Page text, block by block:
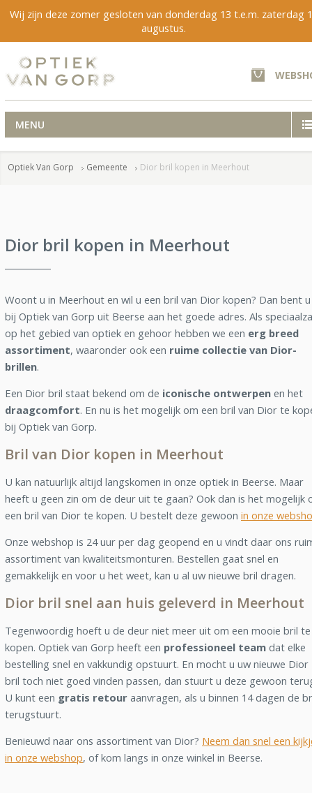
Wij zijn deze zomer gesloten van donderdag 13 t.e.m. zaterdag
augustus.
MENU
Optiek Van Gorp Gemeente Dior bril kopen in Meerhout
Dior bril kopen in Meerhout
Woont u in Meerhout en wil u een bril van Dior kopen? Dan bent u
bij Optiek van Gorp uit Beerse aan het goede adres. Als
op het gebied van optiek en gehoor hebben we een erg breed
assortiment, waaronder ook een ruime collectie van Dior-
brillen.
Een Dior bril staat bekend om de iconische ontwerpen en het
draagcomfort. En nu is het mogelijk om een bril van Dior te
bij Optiek van Gorp.
Bril van Dior kopen in Meerhout
U kan natuurlijk altijd langskomen in onze optiek in Beerse. Maar
heeft u geen zin om de deur uit te gaan? Ook dan is het mogelijk
een bril van Dior te kopen. U bestelt deze gewoon in onze
Onze webshop is 24 uur per dag geopend en u vindt daar ons
assortiment van kwaliteitsmonturen. Bestellen gaat snel en
gemakkelijk en voor u het weet, kan u al uw nieuwe bril dragen.
Dior bril snel aan huis geleverd in Meerhout
Tegenwoordig hoeft u de deur niet meer uit om een mooie bril te
kopen. Optiek van Gorp heeft een professioneel team dat elke
bestelling snel en vakkundig opstuurt. En mocht u uw nieuwe Dior
bril toch niet goed vinden passen, dan stuurt u deze gewoon
U kunt een gratis retour aanvragen, als u binnen 14 dagen de
terugstuurt.
Benieuwd naar ons assortiment van Dior? Neem dan snel een
in onze webshop, of kom langs in onze winkel in Beerse.